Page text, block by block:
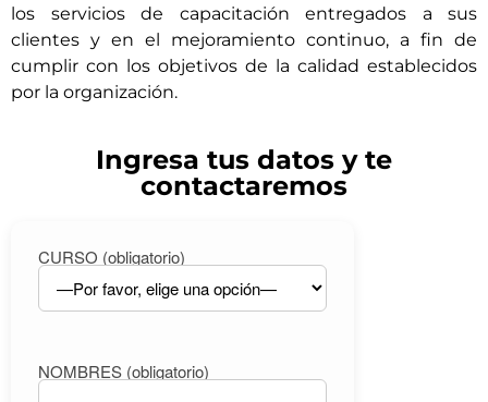
los servicios de capacitación entregados a sus
clientes y en el mejoramiento continuo, a fin de
cumplir con los objetivos de la calidad establecidos
por la organización.
Ingresa tus datos y te
contactaremos
CURSO (obligatorio)
NOMBRES (obligatorio)